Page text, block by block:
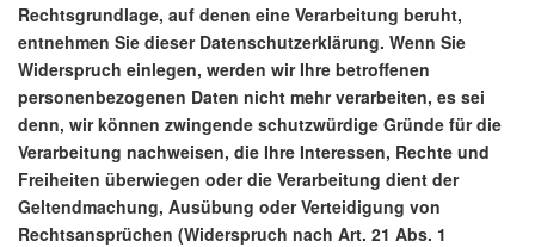
Rechtsgrundlage, auf denen eine Verarbeitung beruht,
entnehmen Sie dieser Datenschutzerklärung. Wenn Sie
Widerspruch einlegen, werden wir Ihre betroffenen
personenbezogenen Daten nicht mehr verarbeiten, es sei
denn, wir können zwingende schutzwürdige Gründe für die
Verarbeitung nachweisen, die Ihre Interessen, Rechte und
Freiheiten überwiegen oder die Verarbeitung dient der
Geltendmachung, Ausübung oder Verteidigung von
Rechtsansprüchen (Widerspruch nach Art. 21 Abs. 1